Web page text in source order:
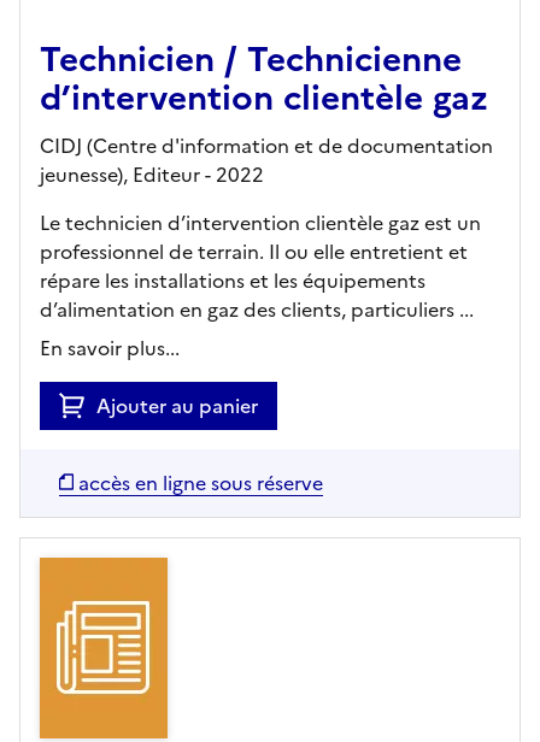
Technicien / Technicienne
d’intervention clientèle gaz
CIDJ (Centre d'information et de documentation
jeunesse), Editeur- 2022
Le technicien d’intervention clientèle gaz est un
professionnel de terrain. Il ou elle entretient et
répare les installations et les équipements
d’alimentation en gaz des clients, particuliers ...
En savoir plus...
Ajouter au panier
accès en ligne sous réserve